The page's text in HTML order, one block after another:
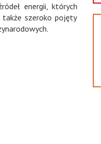
energii, których
także szeroko pojęty